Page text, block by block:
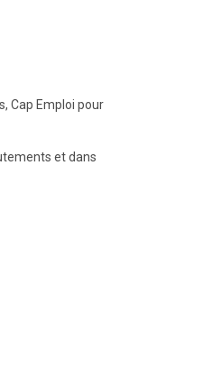
Cap Emploi pour
et dans